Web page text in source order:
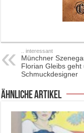
.. interessant
Münchner
Florian Gleibs geht
Schmuckdesigner
ähnliche Artikel